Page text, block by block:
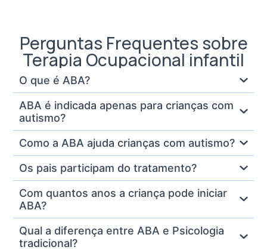
Perguntas Frequentes sobre
Terapia Ocupacional infantil
O que é ABA?
ABA é indicada apenas para crianças com
autismo?
Como a ABA ajuda crianças com autismo?
Os pais participam do tratamento?
Com quantos anos a criança pode iniciar
ABA?
Qual a diferença entre ABA e Psicologia
tradicional?